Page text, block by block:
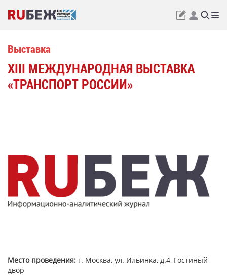
Выставка
XIII МЕЖДУНАРОДНАЯ ВЫСТАВКА
«ТРАНСПОРТ РОССИИ»
Место проведения: г. Москва, ул. Ильинка, д.4, Гостиный
двор